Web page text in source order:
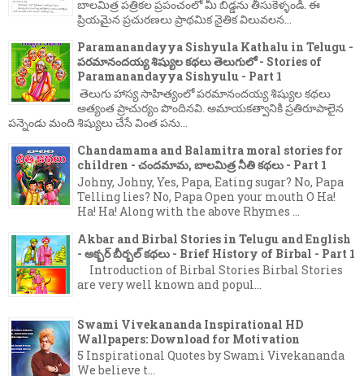
బాలమిత్ర పత్రికల ప్రపంచంలో మీ బిడ్డను తీసుకెళ్ళండి. ఈ
ప్రియమైన ప్రచురణలు ప్రాథమిక నైతిక విలువలన...
Paramanandayya Sishyula Kathalu in Telugu -
పరమానందయ్య శిష్యుల కథలు తెలుగులో - Stories of
Paramanandayya Sishyulu - Part 1
తెలుగు హాస్య సాహిత్యంలో పరమానందయ్య శిష్యుల కథలు
అత్యంత ప్రాచుర్యం పొందినవి. అమాయకత్వానికి ప్రతిరూపాలైన
పన్నెండు మంది శిష్యులు చేసే వింత పను...
Chandamama and Balamitra moral stories for
children - చందమామ, బాలమిత్ర నీతి కథలు - Part 1
Johny, Johny, Yes, Papa, Eating sugar? No, Papa
Telling lies? No, Papa Open your mouth O Ha!
Ha! Ha! Along with the above Rhymes ...
Akbar and Birbal Stories in Telugu and English
- అక్బర్ బీర్బల్ కథలు - Brief History of Birbal - Part 1
Introduction of Birbal Stories Birbal Stories
are very well known and popul...
Swami Vivekananda Inspirational HD
Wallpapers: Download for Motivation
5 Inspirational Quotes by Swami Vivekananda
We believe t...